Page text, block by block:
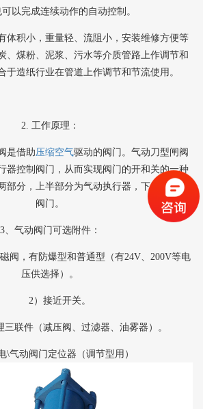
以完成连续动作的自动控制。
体积小，重量轻、流阻小，安装维修方便等
、煤粉、泥浆、污水等介质管路上作调节和
于造纸行业在管道上作调节和节流使用。
2. 工作原理：
是借助压缩空气驱动的阀门。 气动刀型闸阀
器控制阀门，从而实现阀门的开和关的一种
部分，上半部分为气动执行器，下半部分为
阀门。
3、气动阀门可选附件：
阀，有防爆型和普通型（有24V 200V等电
压供选择）。
2 ）接近开关。
三联件（减压阀、过滤器、油雾器）。
\气动阀门定位器（调节型用）